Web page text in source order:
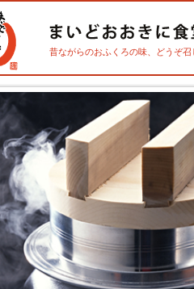
昔ながらのおふくろの味、どうぞ召